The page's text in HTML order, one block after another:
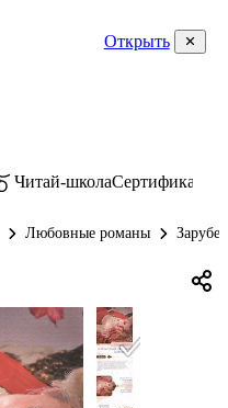
Открыть
Читай-школаСертификаты
Любовные романы